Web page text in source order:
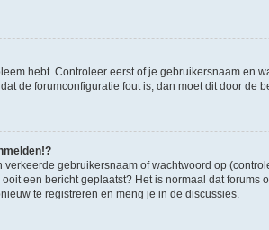
hebt. Controleer eerst of je gebruikersnaam en
de forumconfiguratie fout is, dan moet dit door de
gebruikersnaam of wachtwoord op
een bericht geplaatst? Het is normaal dat
te registreren en meng je in de discussies.